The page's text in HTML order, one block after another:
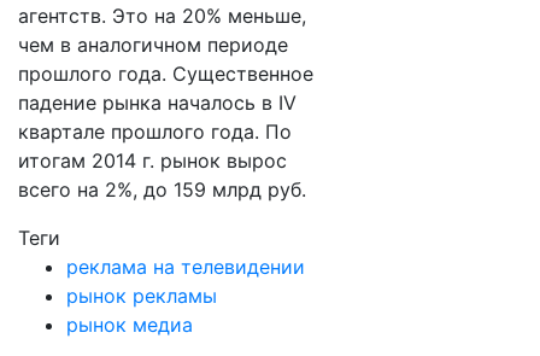
агентств. Это на 20% меньше,
чем в аналогичном периоде
прошлого года. Существенное
падение рынка началось в IV
квартале прошлого года. По
итогам 2014 г. рынок вырос
всего на 2%, до 159 млрд руб.
Теги
реклама на телевидении
рынок рекламы
рынок медиа